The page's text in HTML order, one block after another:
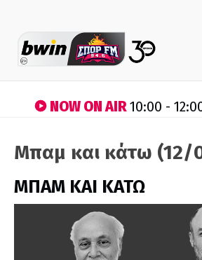
NOW ON AIR10:00 -
Μπαμ και κάτω (12/
ΜΠΑΜ ΚΑΙ ΚΑΤΩ